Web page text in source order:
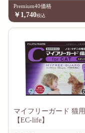
Premium40価格
￥1,740
マイフリーガード 猫用
【EC-life】